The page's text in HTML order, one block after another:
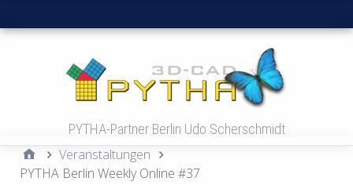
Hauptmenü
PYTHA-Partner Berlin Udo Scherschmidt
Veranstaltungen
PYTHA Berlin Weekly Online #37